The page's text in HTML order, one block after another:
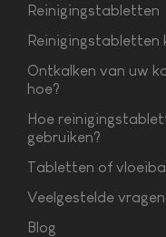
Reinigingstabletten
Reinigingstabletten
Ontkalken van uw
hoe?
Hoe
gebruiken?
Tabletten of
Veelgestelde vragen
Blog